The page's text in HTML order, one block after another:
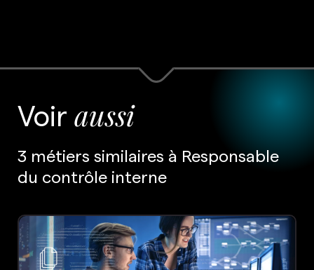
Voir aussi
3 métiers similaires à Responsable
du contrôle interne